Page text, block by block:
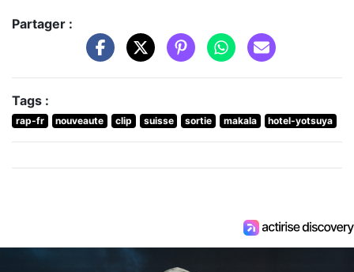
Partager :
Tags :
rap-fr nouveaute clip suisse sortie makala hotel-yotsuya